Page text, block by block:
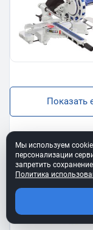
Показать
Мы используем
персонализации
запретить
Политика